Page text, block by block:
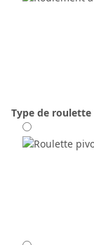
Type de roulette